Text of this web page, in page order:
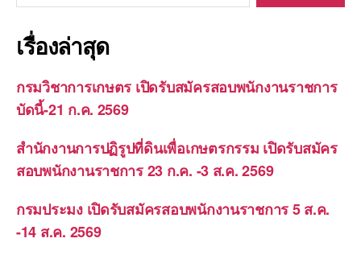
เรื่องล่าสุด
กรมวิชาการเกษตร เปิดรับสมัครสอบพนักงานราชการ
บัดนี้-21 ก.ค. 2569
สำนักงานการปฏิรูปที่ดินเพื่อเกษตรกรรม เปิดรับสมัคร
สอบพนักงานราชการ 23 ก.ค. -3 ส.ค. 2569
กรมประมง เปิดรับสมัครสอบพนักงานราชการ 5 ส.ค.
-14 ส.ค. 2569